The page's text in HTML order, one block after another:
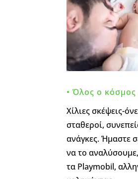
• Όλος ο κόσμος
Χίλιες σκέψεις-
σταθεροί,
ανάγκες. Ήμαστε
να το
τα Playmobil,